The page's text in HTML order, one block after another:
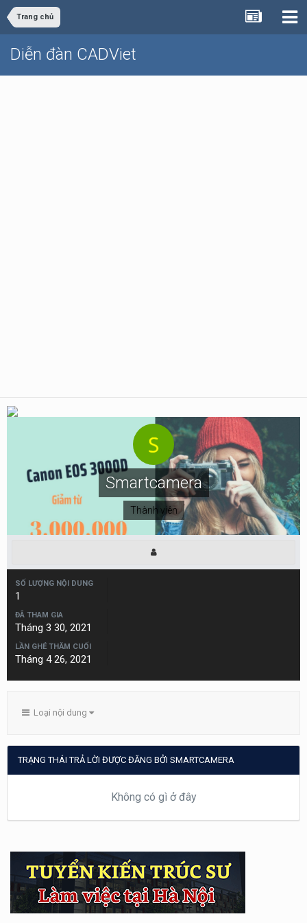
Trang chủ
Diễn đàn CADViet
Smartcamera
Thành viên
SỐ LƯỢNG NỘI DUNG
1
ĐÃ THAM GIA
Tháng 3 30, 2021
LẦN GHÉ THĂM CUỐI
Tháng 4 26, 2021
Loại nội dung
TRẠNG THÁI TRẢ LỜI ĐƯỢC ĐĂNG BỞI SMARTCAMERA
Không có gì ở đây